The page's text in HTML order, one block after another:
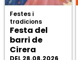
Festes i
tradicions
Festa del
barri de
Cirera
DEL 28.08.2026